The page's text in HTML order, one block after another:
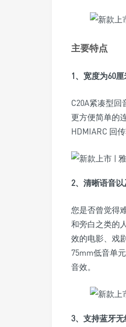
主要特点
1、宽度为60
C20A紧凑型回
更方便简单的
HDMIARC 回
2、清晰语音
您是否曾觉得
和旁白之类的
效的电影、戏
75mm低音单
音效。
3、支持蓝牙